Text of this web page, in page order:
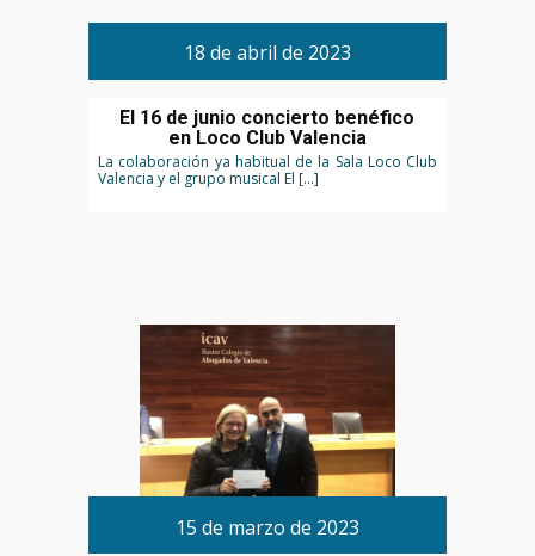
18 de abril de 2023
El 16 de junio concierto benéfico
en Loco Club Valencia
La colaboración ya habitual de la Sala Loco Club
Valencia y el grupo musical El […]
15 de marzo de 2023